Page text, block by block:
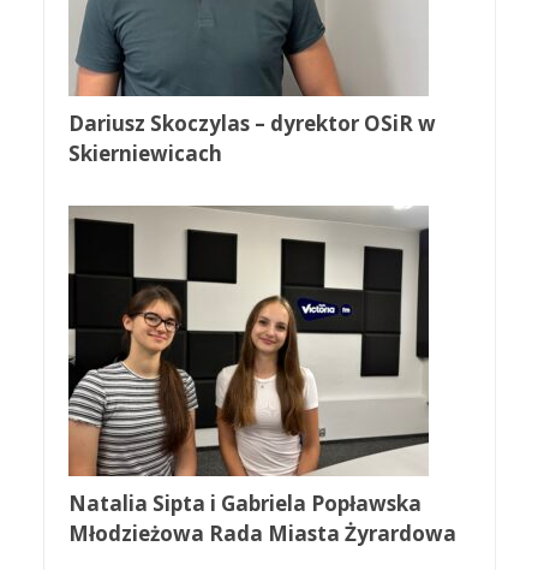
Dariusz Skoczylas – dyrektor OSiR w
Skierniewicach
Natalia Sipta i Gabriela Popławska
Młodzieżowa Rada Miasta Żyrardowa